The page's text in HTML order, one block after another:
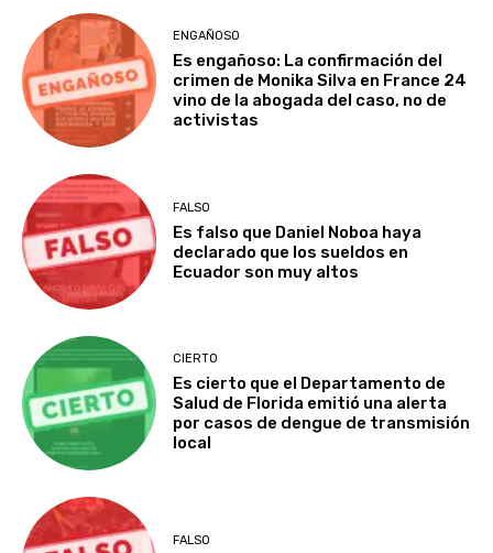
ENGAÑOSO
Es engañoso: La confirmación del
crimen de Monika Silva en France 24
vino de la abogada del caso, no de
activistas
FALSO
Es falso que Daniel Noboa haya
declarado que los sueldos en
Ecuador son muy altos
CIERTO
Es cierto que el Departamento de
Salud de Florida emitió una alerta
por casos de dengue de transmisión
local
FALSO